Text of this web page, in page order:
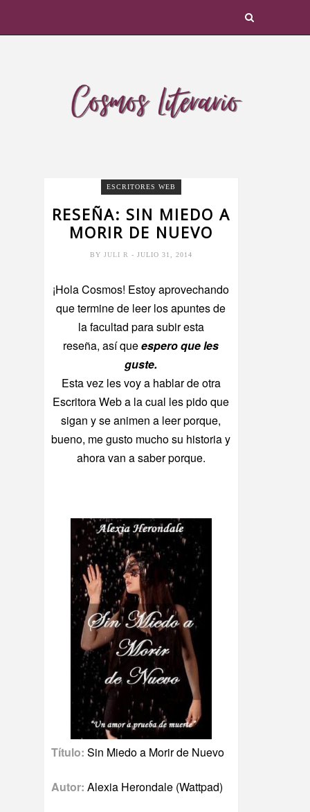
ESCRITORES WEB
RESEÑA: SIN MIEDO A
MORIR DE NUEVO
BY JULI R - JULIO 31, 2014
¡Hola Cosmos! Estoy aprovechando
que termine de leer los apuntes de
la facultad para subir esta
reseña, así queespero que les
guste.
Esta vez les voy a hablar de otra
Escritora Web a la cual les pido que
sigan y se animen a leer porque,
bueno, me gusto mucho su historia y
ahora van a saber porque.
Título: Sin Miedo a Morir de Nuevo
Autor: Alexia Herondale (Wattpad)